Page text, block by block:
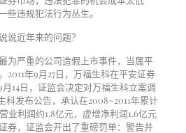
些违规犯法行为丛生。
说近年来的问题？
为严重的公司造假上市事件，当属平
2011年9月27日，万福生科在平安证券
月14日，证监会决定对万福生科立案调
科发布公告，承认在2008~2011年累计
业利润约1.8亿元，虚增净利润1.6亿元
券，证监会开出了重磅罚单：警告并